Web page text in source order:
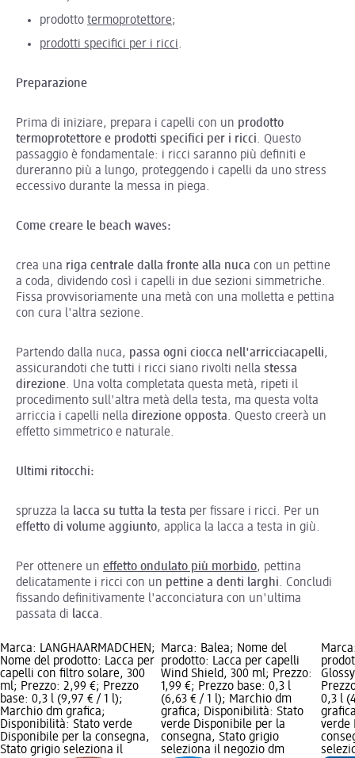
prodotto termoprotettore;
prodotti specifici per i ricci.
Preparazione
Prima di iniziare, prepara i capelli con un prodotto
termoprotettore e prodotti specifici per i ricci. Questo
passaggio è fondamentale: i ricci saranno più definiti e
dureranno più a lungo, proteggendo i capelli da uno stress
eccessivo durante la messa in piega.
Come creare le beach waves:
crea una riga centrale dalla fronte alla nuca con un pettine
a coda, dividendo così i capelli in due sezioni simmetriche.
Fissa provvisoriamente una metà con una molletta e pettina
con cura l'altra sezione.
Partendo dalla nuca, passa ogni ciocca nell'arricciacapelli,
assicurandoti che tutti i ricci siano rivolti nella stessa
direzione. Una volta completata questa metà, ripeti il
procedimento sull'altra metà della testa, ma questa volta
arriccia i capelli nella direzione opposta. Questo creerà un
effetto simmetrico e naturale.
Ultimi ritocchi:
spruzza la lacca su tutta la testa per fissare i ricci. Per un
effetto di volume aggiunto, applica la lacca a testa in giù.
Per ottenere un effetto ondulato più morbido, pettina
delicatamente i ricci con un pettine a denti larghi. Concludi
fissando definitivamente l'acconciatura con un'ultima
passata di lacca.
Marca: LANGHAARMÄDCHEN;
Nome del prodotto: Lacca per
capelli con filtro solare, 300
ml; Prezzo: 2,99 €; Prezzo
base: 0,3 l (9,97 € / 1 l);
Marchio dm grafica;
Disponibilità: Stato verde
Disponibile per la consegna,
Stato grigio seleziona il
Marca: Balea; Nome del
prodotto: Lacca per capelli
Wind Shield, 300 ml; Prezzo:
1,99 €; Prezzo base: 0,3 l
(6,63 € / 1 l); Marchio dm
grafica; Disponibilità: Stato
verde Disponibile per la
consegna, Stato grigio
seleziona il negozio dm
0,3 l
verde